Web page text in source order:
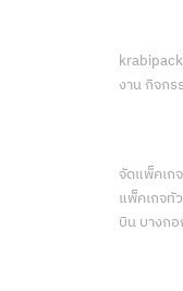
งาน กิจกร
จัดแพ็คเก
แพ็คเกจทั
บิน บางก